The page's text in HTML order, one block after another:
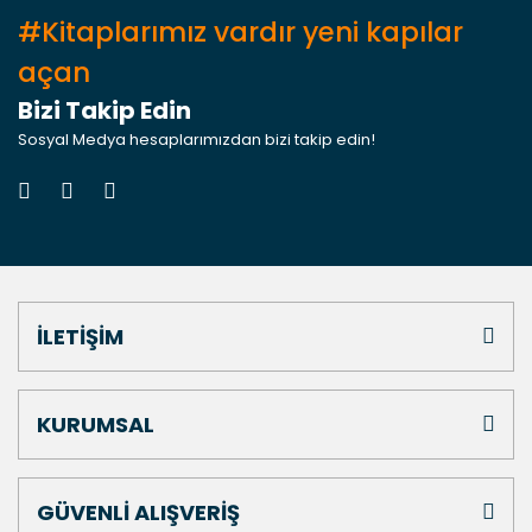
#Kitaplarımız vardır yeni kapılar
açan
Bizi Takip Edin
Sosyal Medya hesaplarımızdan bizi takip edin!
İLETİŞİM
KURUMSAL
GÜVENLİ ALIŞVERİŞ